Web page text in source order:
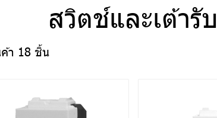
สวิตช์และเต้ารับ
า 18 ชิ้น